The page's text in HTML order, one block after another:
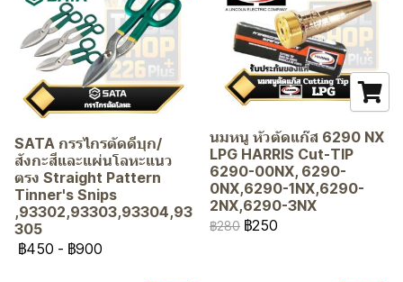
SATA กรรไกรตัดดีบุก/
สังกะสีและแผ่นโลหะแนว
ตรง Straight Pattern
Tinner's Snips
,93302,93303,93304,93
305
฿450 - ฿900
นมหนู หัวตัดแก๊ส 6290 NX
LPG HARRIS Cut-TIP
6290-00NX, 6290-
0NX,6290-1NX,6290-
2NX,6290-3NX
฿280 ฿250